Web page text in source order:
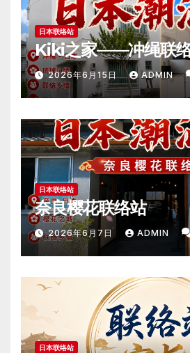
日本联络站
Kiki之家——冲绳联
2026年6月15日 ADMIN
日本联络站
奈良樱花联络站
2026年6月7日 ADMIN
日本联络站